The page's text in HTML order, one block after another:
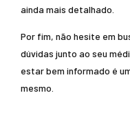
ainda mais detalhado.
Por fim, não hesite em
dúvidas junto ao seu
estar bem informado é
mesmo.